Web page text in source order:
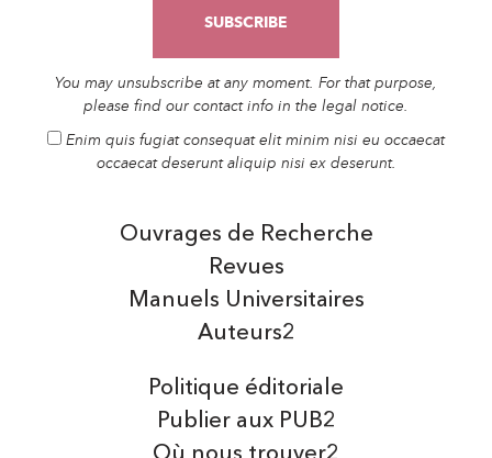
You may unsubscribe at any moment. For that purpose,
please find our contact info in the legal notice.
Enim quis fugiat consequat elit minim nisi eu occaecat
occaecat deserunt aliquip nisi ex deserunt.
Auteurs2
Manuels Universitaires
Ouvrages de Recherche
Revues
Politique éditoriale
Publier aux PUB2